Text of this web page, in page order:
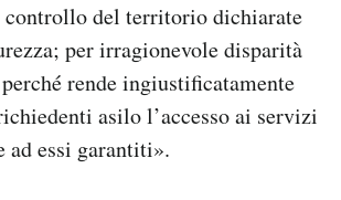
del territorio dichiarate
per irragionevole disparità
rende ingiustificatamente
asilo l’accesso ai servizi
ad essi garantiti».